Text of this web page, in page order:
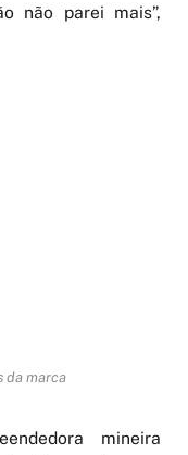
não parei mais”,
da marca
mineira